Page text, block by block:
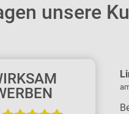
unsere
Uhr